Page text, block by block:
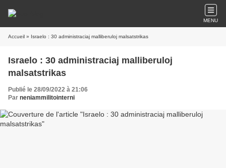
MENU
Accueil » Israelo : 30 administraciaj malliberuloj malsatstrikas
Israelo : 30 administraciaj malliberuloj
malsatstrikas
Publié le 28/09/2022 à 21:06
Par neniammilitointerni